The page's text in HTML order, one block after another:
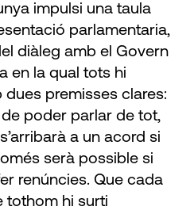
impulsi una taula
parlamentaria,
diàleg amb el Govern
en la qual tots hi
dues premisses clares:
de poder parlar de tot,
a un acord si
serà possible si
renúncies. Que cada
tothom hi surti